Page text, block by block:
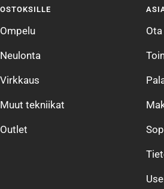
4
OSTOKSILLE
Ompelu
Neulonta
Virkkaus
Muut tekniikat
Outlet